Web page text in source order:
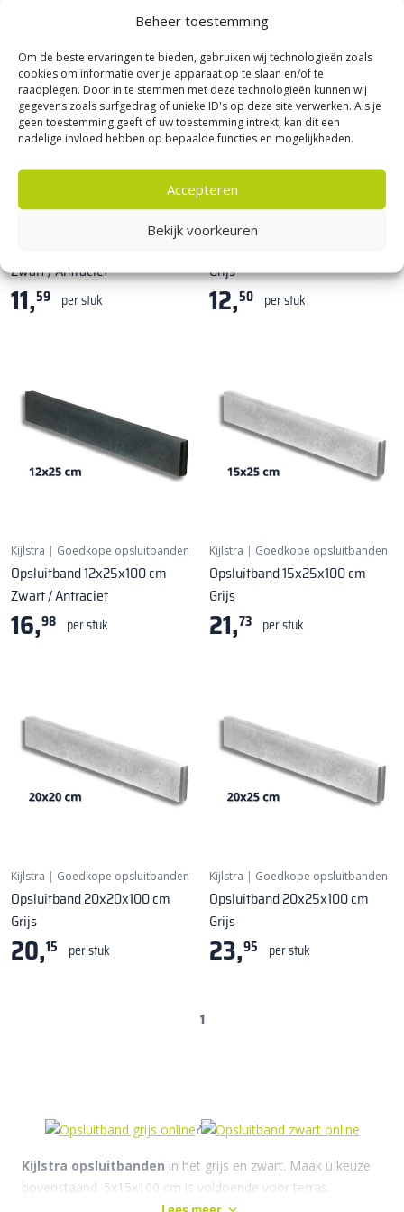
Beheer toestemming
Om de beste ervaringen te bieden, gebruiken wij technologieën zoals
cookies om informatie over je apparaat op te slaan en/of te
raadplegen. Door in te stemmen met deze technologieën kunnen wij
gegevens zoals surfgedrag of unieke ID's op deze site verwerken. Als je
geen toestemming geeft of uw toestemming intrekt, kan dit een
nadelige invloed hebben op bepaalde functies en mogelijkheden.
Accepteren
Bekijk voorkeuren
Goedkope opsluitbanden
Zwart / Antraciet
11,59 per stuk
Kijlstra|Goedkope opsluitbanden
Grijs
12,50 per stuk
Kijlstra | Goedkope opsluitbanden
Opsluitband 12x25x100 cm
Zwart / Antraciet
16,98 per stuk
Kijlstra | Goedkope opsluitbanden
Opsluitband 15x25x100 cm
Grijs
21,73 per stuk
Kijlstra | Goedkope opsluitbanden
Opsluitband 20x20x100 cm
Grijs
20,15 per stuk
Kijlstra | Goedkope opsluitbanden
Opsluitband 20x25x100 cm
Grijs
23,95 per stuk
1
?
Kijlstra opsluitbanden in het grijs en zwart. Maak u keuze
bovenstaand. 5x15x100 cm is voldoende voor terras.